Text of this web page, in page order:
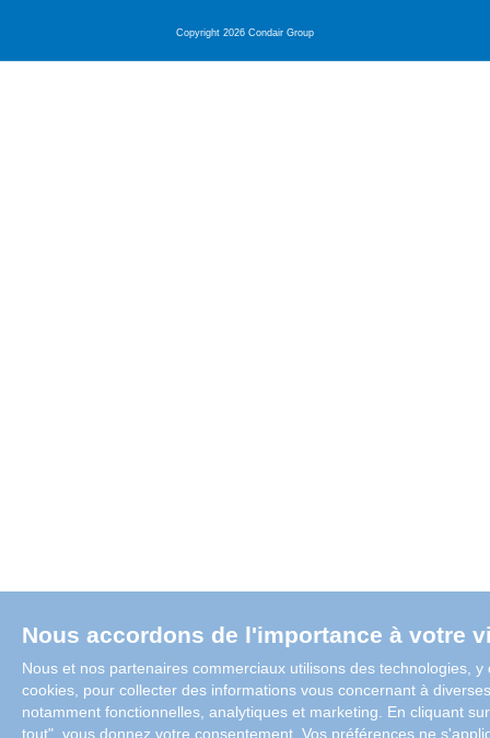
Copyright 2026 Condair Group
Nous accordons de l'importance à votre
Nous et nos partenaires commerciaux utilisons des technologies, y
cookies, pour collecter des informations vous concernant à
notamment fonctionnelles, analytiques et marketing. En cliquant
tout", vous donnez votre consentement. Vos préférences ne